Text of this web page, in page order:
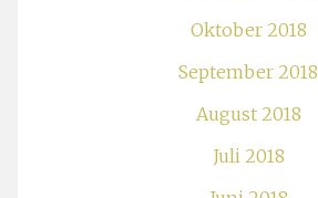
Oktober 2018
September 2018
August 2018
Juli 2018